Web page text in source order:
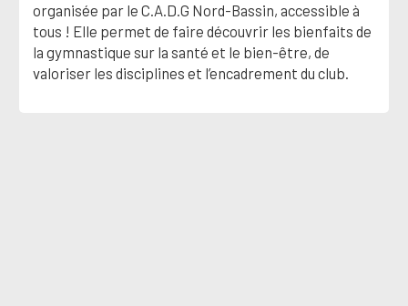
organisée par le C.A.D.G Nord-Bassin, accessible à
tous ! Elle permet de faire découvrir les bienfaits de
la gymnastique sur la santé et le bien-être, de
valoriser les disciplines et l’encadrement du club.